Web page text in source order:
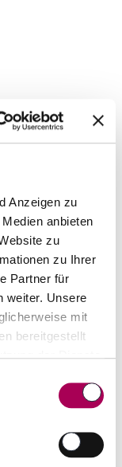
Anzeigen zu
anbieten
zu
zu Ihrer
Partner für
weiter. Unsere
mit
bereitgestellt
der Dienste
Wein und
verpacken
schmucke,
(eventuell mit
per Telefon